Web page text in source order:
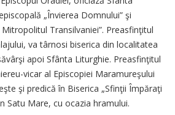
„Învierea Domnului” şi
Transilvaniei”. Preasfinţitul
va târnosi biserica din localitatea
apoi Sfânta Liturghie. Preasfinţitul
vicar al Episcopiei Maramureşului
şi predică în Biserica „Sfinţii Împăraţi
Satu Mare, cu ocazia hramului.